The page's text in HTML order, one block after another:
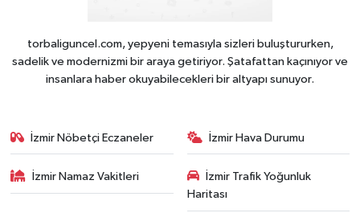
torbaliguncel.com, yepyeni temasıyla sizleri buluştururken,
sadelik ve modernizmi bir araya getiriyor. Şatafattan kaçınıyor ve
insanlara haber okuyabilecekleri bir altyapı sunuyor.
İzmir Nöbetçi Eczaneler İzmir Hava Durumu
İzmir Namaz Vakitleri
İzmir Trafik Yoğunluk
Haritası